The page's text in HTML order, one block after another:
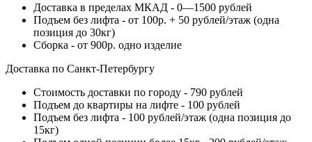
Доставка в пределах МКАД - 0—1500 рублей
Подъем без лифта - от 100р. + 50 рублей/этаж (одна
позиция до 30кг)
Сборка - от 900р. одно изделие
Доставка по Санкт-Петербургу
Стоимость доставки по городу - 790 рублей
Подъем до квартиры на лифте - 100 рублей
Подъем без лифта - 100 рублей/этаж (одна позиция до
15кг)